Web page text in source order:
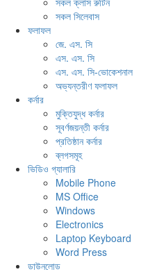
সকল সিলেবাস
ফলাফল
জে. এস. সি
এস. এস. সি
এস. এস. সি-ভোকেশনাল
অভ্যন্তরীণ ফলাফল
কর্নার
মুক্তিযুদ্ধ কর্নার
সূবর্ণজয়ন্তী কর্নার
প্রতিষ্ঠান কর্নার
ব্লগসমূহ
ভিডিও গ্যালারি
Mobile Phone
MS Office
Windows
Electronics
Laptop Keyboard
Word Press
ডাউনলোড